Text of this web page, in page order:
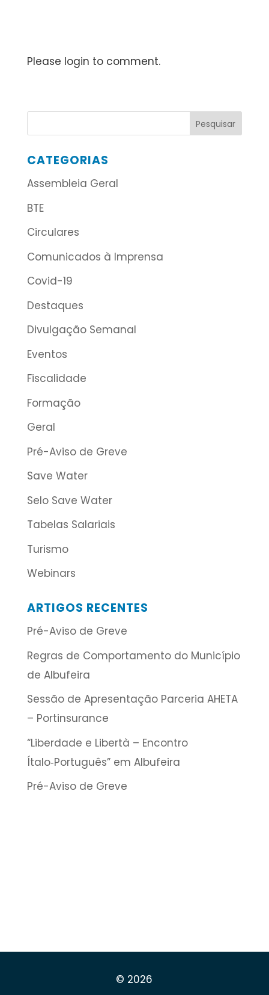
Please login to comment.
CATEGORIAS
Assembleia Geral
BTE
Circulares
Comunicados à Imprensa
Covid-19
Destaques
Divulgação Semanal
Eventos
Fiscalidade
Formação
Geral
Pré-Aviso de Greve
Save Water
Selo Save Water
Tabelas Salariais
Turismo
Webinars
ARTIGOS RECENTES
Pré-Aviso de Greve
Regras de Comportamento do Município
de Albufeira
Sessão de Apresentação Parceria AHETA
– Portinsurance
“Liberdade e Libertà – Encontro
Ítalo‑Português” em Albufeira
Pré-Aviso de Greve
© 2026